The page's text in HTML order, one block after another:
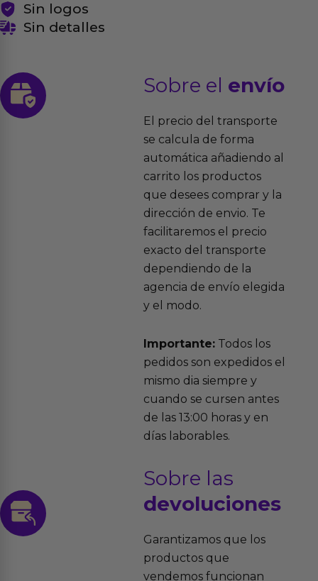
Sin logos
Sin detalles
Sobre el envío
El precio del transporte
se calcula de forma
automática añadiendo al
carrito los productos
que desees comprar y la
dirección de envio. Te
facilitaremos el precio
exacto del transporte
dependiendo de la
agencia de envío elegida
y el modo.
Importante:Todos los
pedidos son expedidos el
mismo dia siempre y
cuando se cursen antes
de las 13:00 horas y en
días laborables.
Sobre las
devoluciones
Garantizamos que los
productos que
vendemos funcionan